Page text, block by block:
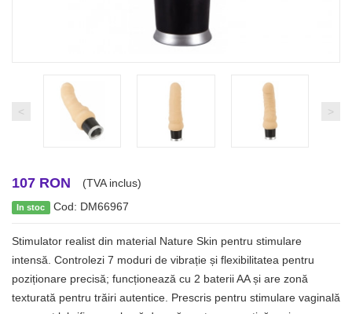
< >
107 RON (TVA inclus)
In stoc Cod: DM66967
Stimulator realist din material Nature Skin pentru stimulare
intensă. Controlezi 7 moduri de vibrație și flexibilitatea pentru
poziționare precisă; funcționează cu 2 baterii AA și are zonă
texturată pentru trăiri autentice. Prescris pentru stimulare vaginală